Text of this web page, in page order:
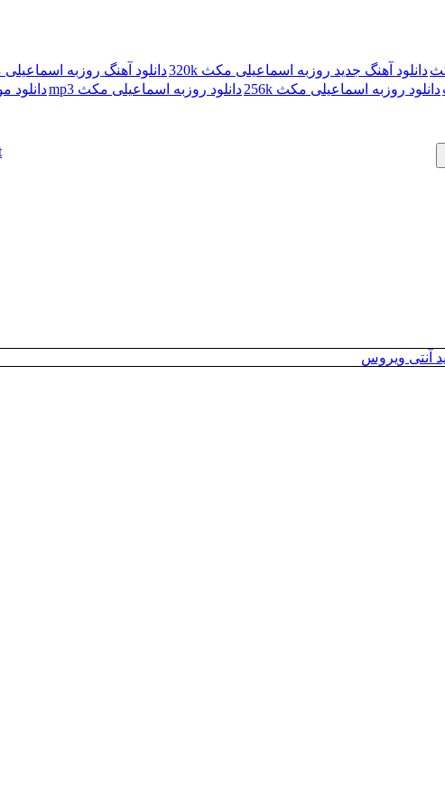
دانلود آهنگ جدید روزبه اسماعیلی مکث 320k دانلود آهنگ روزبه
دانلود روزبه اسماعیلی مکث 256k دانلود روزبه اسماعیلی مکث mp3 دانلود
آنتی ویروس